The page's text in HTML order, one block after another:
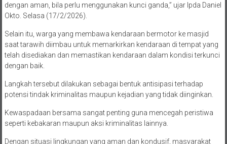
Okto. Selasa (17/2/2026).
saat tarawih diimbau untuk memarkirkan kendaraan di tempat yang
telah disediakan dan memastikan kendaraan dalam kondisi terkunci
dengan baik.
potensi tindak kriminalitas maupun kejadian yang tidak diinginkan.
seperti kebakaran maupun aksi kriminalitas lainnya.
dapat menjalankan ibadah Ramadhan dengan khusyuk dan tenang.